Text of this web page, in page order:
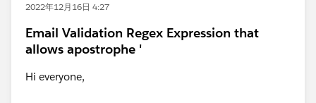
2022年12月16日 4:27
Email Validation Regex Expression that
allows apostrophe '
Hi everyone,